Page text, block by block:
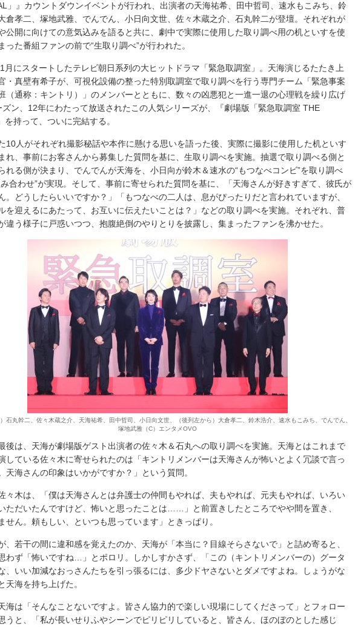
」』カウントダウンイベントが行われ、出演者の天海祐希、田中哲司、速水もこみち、鈴
倉孝二、塚地武雅、でんでん、小日向文世、佐々木蔵之介、石丸幹二が登壇。それぞれが
公開に向けての意気込みを語ると共に、劇中で実際に使用した取り調べ用の机といすを使
った番組ファンの前で“生取り調べ”が行われた。
にスタートしたテレビ朝日系列の大ヒットドラマ「緊急取調室」。天海演じるたたき上
・真壁有希子が、可視化設備の整った特別取調室で取り調べを行う専門チーム「緊急事案
（通称：キントリ）」のメンバーとともに、数々の凶悪犯と一進一退の心理戦を繰り広げ
ズン、12年にわたって放送されたこの人気シリーズが、『劇場版「緊急取調室 THE
を持って、ついに完結する。
10人がそれぞれ撮影秘話や本作に懸ける思いを語った後、実際に撮影に使用した机といす
れ、事前にお客さんから募集した質問を基に、生取り調べを実施。抽選で取り調べる側と
れる側が決まり、でんでんが天海を、小日向が鈴木＆速水の“もつなべコンビ”を取り調べ
み合わせ”が実現。そして、事前に寄せられた質問を基に、「天海さんが好きすぎて、彼氏が
。どうしたらいいですか？」「もつなべの二人は、息がぴったりだと言われていますが、
を迎えるにあたって、お互いに伝えたいことは？」などの取り調べを実施。それぞれ、普
違う様子に戸惑いつつ、抱腹絶倒のやりとりを披露し、集まったファンを沸かせた。
）石丸幹二、佐々木蔵之介、天海祐希、田中哲司、小日向文世、（後列左から）大倉孝二、鈴木浩介、速水もこみち、でんでん、
塚地武雅（C）エンタメOVO
後は、天海が劇場版ゲスト出演者の佐々木＆石丸への取り調べを実施。天海とはこれまで
している佐々木に寄せられたのは「キントリメンバーは天海さんが怖いとよく冗談で言っ
天海さんの印象はいかがですか？」という質問。
々木は、「僕は天海さんとは弁護士の仲間もやれば、夫もやれば、元夫もやれば、いろい
ただいたんですけど、怖いと思ったことは……」と前置きしたところでやや間を置き、
せん。頼もしい、といつも思っています」ときっぱり。
、若干の間に違和感を覚えたのか、天海が「本当に？目線そらさないで」と詰め寄ると、
わず「怖いですね…」とポロリ。しかしすかさず、「この（キントリメンバーの）グータ
、いい加減なおっさんたちを引っ張るには、多少ドヤさないとダメですよね。しょうがな
天海を持ち上げた。
海は「そんなことないですよ。皆さん協力的で楽しい現場にしてくださって」とフォロー
うと、「私が長いせりふやシーンでピリピリしていると、皆さん、ほのぼのとした感じ